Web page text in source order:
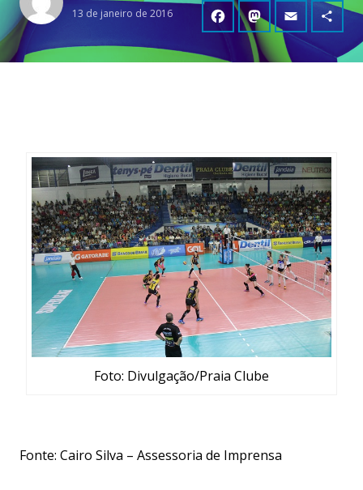
13 de janeiro de 2016
Foto: Divulgação/Praia Clube
Fonte: Cairo Silva – Assessoria de Imprensa